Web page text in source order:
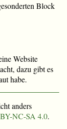
Block
Website
dazu gibt es
habe.
anders
NC-SA 4.0.